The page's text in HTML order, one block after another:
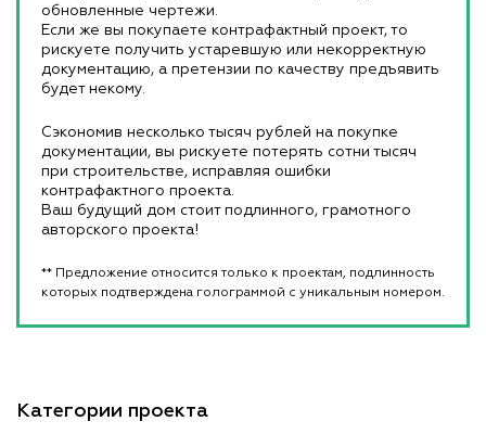
обновленные чертежи.
Если же вы покупаете контрафактный проект, то
рискуете получить устаревшую или некорректную
документацию, а претензии по качеству предъявить
будет некому.
Сэкономив несколько тысяч рублей на покупке
документации, вы рискуете потерять сотни тысяч
при строительстве, исправляя ошибки
контрафактного проекта.
Ваш будущий дом стоит подлинного, грамотного
авторского проекта!
** Предложение относится только к проектам, подлинность
которых подтверждена голограммой с уникальным номером.
Категории проекта